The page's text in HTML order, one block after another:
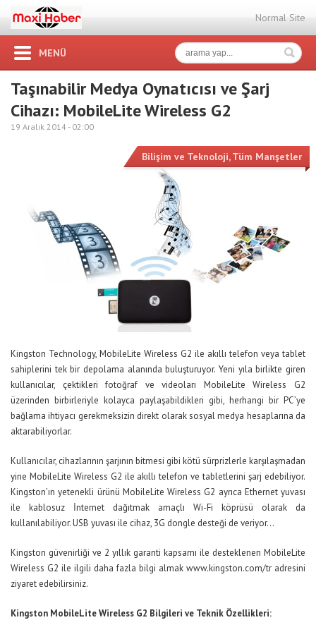
Normal Site
MENÜ
Taşınabilir Medya Oynatıcısı ve Şarj
Cihazı: MobileLite Wireless G2
19 Aralık 2014 - 02:00
Bilişim ve Teknoloji,Tüm Manşetler
Kingston Technology, MobileLite Wireless G2 ile akıllı telefon veya tablet
sahiplerini tek bir depolama alanında buluşturuyor. Yeni yıla birlikte giren
kullanıcılar, çektikleri fotoğraf ve videoları MobileLite Wireless G2
üzerinden birbirleriyle kolayca paylaşabildikleri gibi, herhangi bir PC’ye
bağlama ihtiyacı gerekmeksizin direkt olarak sosyal medya hesaplarına da
aktarabiliyorlar.
Kullanıcılar, cihazlarının şarjının bitmesi gibi kötü sürprizlerle karşılaşmadan
yine MobileLite Wireless G2 ile akıllı telefon ve tabletlerini şarj edebiliyor.
Kingston’ın yetenekli ürünü MobileLite Wireless G2 ayrıca Ethernet yuvası
ile kablosuz İnternet dağıtmak amaçlı Wi-Fi köprüsü olarak da
kullanılabiliyor. USB yuvası ile cihaz, 3G dongle desteği de veriyor…
Kingston güvenirliği ve 2 yıllık garanti kapsamı ile desteklenen MobileLite
Wireless G2 ile ilgili daha fazla bilgi almak www.kingston.com/tr adresini
ziyaret edebilirsiniz.
Kingston MobileLite Wireless G2 Bilgileri ve Teknik Özellikleri: